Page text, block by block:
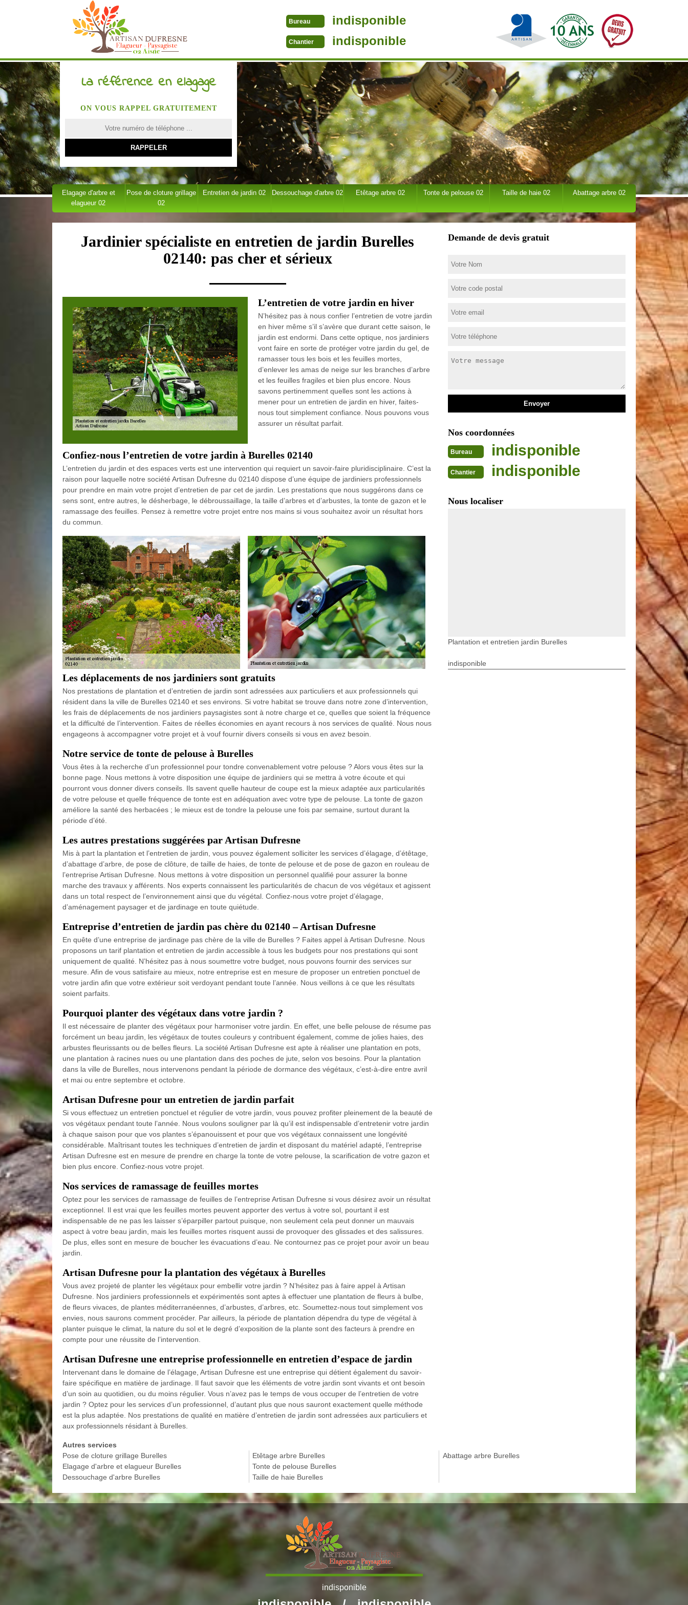
Bureau indisponible
Chantier indisponible
La référence en elagage
ON VOUS RAPPEL GRATUITEMENT
Elagage d'arbre et
elagueur 02
Pose de cloture grillage
02
Entretien de jardin 02 Dessouchage d'arbre 02 Etêtage arbre 02 Tonte de pelouse 02 Taille de haie 02 Abattage arbre 02
Jardinier spécialiste en entretien de jardin Burelles
02140: pas cher et sérieux
L’entretien de votre jardin en hiver
N’hésitez pas à nous confier l’entretien de votre jardin
en hiver même s’il s’avère que durant cette saison, le
jardin est endormi. Dans cette optique, nos jardiniers
vont faire en sorte de protéger votre jardin du gel, de
ramasser tous les bois et les feuilles mortes,
d’enlever les amas de neige sur les branches d’arbre
et les feuilles fragiles et bien plus encore. Nous
savons pertinemment quelles sont les actions à
mener pour un entretien de jardin en hiver, faites-
nous tout simplement confiance. Nous pouvons vous
assurer un résultat parfait.
Confiez-nous l’entretien de votre jardin à Burelles 02140
L’entretien du jardin et des espaces verts est une intervention qui requiert un savoir-faire pluridisciplinaire. C’est la
raison pour laquelle notre société Artisan Dufresne du 02140 dispose d’une équipe de jardiniers professionnels
pour prendre en main votre projet d’entretien de par cet de jardin. Les prestations que nous suggérons dans ce
sens sont, entre autres, le désherbage, le débroussaillage, la taille d’arbres et d’arbustes, la tonte de gazon et le
ramassage des feuilles. Pensez à remettre votre projet entre nos mains si vous souhaitez avoir un résultat hors
du commun.
Les déplacements de nos jardiniers sont gratuits
Nos prestations de plantation et d’entretien de jardin sont adressées aux particuliers et aux professionnels qui
résident dans la ville de Burelles 02140 et ses environs. Si votre habitat se trouve dans notre zone d’intervention,
les frais de déplacements de nos jardiniers paysagistes sont à notre charge et ce, quelles que soient la fréquence
et la difficulté de l’intervention. Faites de réelles économies en ayant recours à nos services de qualité. Nous nous
engageons à accompagner votre projet et à vouf fournir divers conseils si vous en avez besoin.
Notre service de tonte de pelouse à Burelles
Vous êtes à la recherche d’un professionnel pour tondre convenablement votre pelouse ? Alors vous êtes sur la
bonne page. Nous mettons à votre disposition une équipe de jardiniers qui se mettra à votre écoute et qui
pourront vous donner divers conseils. Ils savent quelle hauteur de coupe est la mieux adaptée aux particularités
de votre pelouse et quelle fréquence de tonte est en adéquation avec votre type de pelouse. La tonte de gazon
améliore la santé des herbacées ; le mieux est de tondre la pelouse une fois par semaine, surtout durant la
période d’été.
Les autres prestations suggérées par Artisan Dufresne
Mis à part la plantation et l’entretien de jardin, vous pouvez également solliciter les services d’élagage, d’étêtage,
d’abattage d’arbre, de pose de clôture, de taille de haies, de tonte de pelouse et de pose de gazon en rouleau de
l’entreprise Artisan Dufresne. Nous mettons à votre disposition un personnel qualifié pour assurer la bonne
marche des travaux y afférents. Nos experts connaissent les particularités de chacun de vos végétaux et agissent
dans un total respect de l’environnement ainsi que du végétal. Confiez-nous votre projet d’élagage,
d’aménagement paysager et de jardinage en toute quiétude.
Entreprise d’entretien de jardin pas chère du 02140 – Artisan Dufresne
En quête d’une entreprise de jardinage pas chère de la ville de Burelles ? Faites appel à Artisan Dufresne. Nous
proposons un tarif plantation et entretien de jardin accessible à tous les budgets pour nos prestations qui sont
uniquement de qualité. N’hésitez pas à nous soumettre votre budget, nous pouvons fournir des services sur
mesure. Afin de vous satisfaire au mieux, notre entreprise est en mesure de proposer un entretien ponctuel de
votre jardin afin que votre extérieur soit verdoyant pendant toute l’année. Nous veillons à ce que les résultats
soient parfaits.
Pourquoi planter des végétaux dans votre jardin ?
Il est nécessaire de planter des végétaux pour harmoniser votre jardin. En effet, une belle pelouse de résume pas
forcément un beau jardin, les végétaux de toutes couleurs y contribuent également, comme de jolies haies, des
arbustes fleurissants ou de belles fleurs. La société Artisan Dufresne est apte à réaliser une plantation en pots,
une plantation à racines nues ou une plantation dans des poches de jute, selon vos besoins. Pour la plantation
dans la ville de Burelles, nous intervenons pendant la période de dormance des végétaux, c’est-à-dire entre avril
et mai ou entre septembre et octobre.
Artisan Dufresne pour un entretien de jardin parfait
Si vous effectuez un entretien ponctuel et régulier de votre jardin, vous pouvez profiter pleinement de la beauté de
vos végétaux pendant toute l’année. Nous voulons souligner par là qu’il est indispensable d’entretenir votre jardin
à chaque saison pour que vos plantes s’épanouissent et pour que vos végétaux connaissent une longévité
considérable. Maîtrisant toutes les techniques d’entretien de jardin et disposant du matériel adapté, l’entreprise
Artisan Dufresne est en mesure de prendre en charge la tonte de votre pelouse, la scarification de votre gazon et
bien plus encore. Confiez-nous votre projet.
Nos services de ramassage de feuilles mortes
Optez pour les services de ramassage de feuilles de l’entreprise Artisan Dufresne si vous désirez avoir un résultat
exceptionnel. Il est vrai que les feuilles mortes peuvent apporter des vertus à votre sol, pourtant il est
indispensable de ne pas les laisser s’éparpiller partout puisque, non seulement cela peut donner un mauvais
aspect à votre beau jardin, mais les feuilles mortes risquent aussi de provoquer des glissades et des salissures.
De plus, elles sont en mesure de boucher les évacuations d’eau. Ne contournez pas ce projet pour avoir un beau
jardin.
Artisan Dufresne pour la plantation des végétaux à Burelles
Vous avez projeté de planter les végétaux pour embellir votre jardin ? N’hésitez pas à faire appel à Artisan
Dufresne. Nos jardiniers professionnels et expérimentés sont aptes à effectuer une plantation de fleurs à bulbe,
de fleurs vivaces, de plantes méditerranéennes, d’arbustes, d’arbres, etc. Soumettez-nous tout simplement vos
envies, nous saurons comment procéder. Par ailleurs, la période de plantation dépendra du type de végétal à
planter puisque le climat, la nature du sol et le degré d’exposition de la plante sont des facteurs à prendre en
compte pour une réussite de l’intervention.
Artisan Dufresne une entreprise professionnelle en entretien d’espace de jardin
Intervenant dans le domaine de l’élagage, Artisan Dufresne est une entreprise qui détient également du savoir-
faire spécifique en matière de jardinage. Il faut savoir que les éléments de votre jardin sont vivants et ont besoin
d’un soin au quotidien, ou du moins régulier. Vous n’avez pas le temps de vous occuper de l’entretien de votre
jardin ? Optez pour les services d’un professionnel, d’autant plus que nous sauront exactement quelle méthode
est la plus adaptée. Nos prestations de qualité en matière d’entretien de jardin sont adressées aux particuliers et
aux professionnels résidant à Burelles.
Demande de devis gratuit
Nos coordonnées
Bureau indisponible
Chantier indisponible
Nous localiser
Plantation et entretien jardin Burelles
indisponible
Autres services
Pose de cloture grillage Burelles
Elagage d'arbre et elagueur Burelles
Dessouchage d'arbre Burelles
Etêtage arbre Burelles
Tonte de pelouse Burelles
Taille de haie Burelles
Abattage arbre Burelles
indisponible